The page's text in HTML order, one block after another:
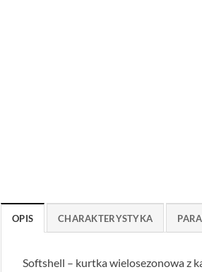
OPIS CHARAKTERYSTYKA
Softshell – kurtka wielosezonowa z